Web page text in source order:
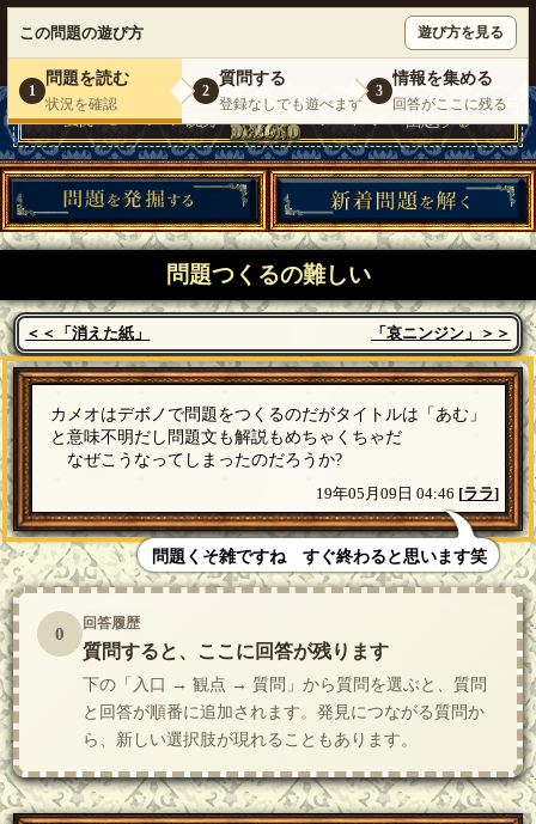
いらっしゃいませ。ゲスト |お問い合わせ
|
問題つくるの難しい
＜＜「消えた紙」 「哀ニンジン」＞＞
この問題の遊び方 遊び方を見る
1
問題を読む
状況を確認
2
質問する
登録なしでも遊べます
3
情報を集める
回答がここに残る
カメオはデボノで問題をつくるのだがタイトルは「あむ」
と意味不明だし問題文も解説もめちゃくちゃだ
なぜこうなってしまったのだろうか?
19年05月09日 04:46 [ララ]
問題くそ雑ですね すぐ終わると思います笑
0 回答履歴
質問すると、ここに回答が残ります
下の「入口 → 観点 → 質問」から質問を選ぶと、質問
と回答が順番に追加されます。発見につながる質問か
ら、新しい選択肢が現れることもあります。